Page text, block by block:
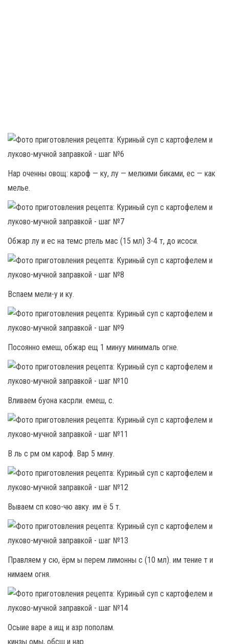
Нар оченны овощ: кароф — ку, лу — мелкими биками, ес — как
мелье.
Обжар лу и ес на темс ртель мас (15 мл) 3-4 т, до исоси.
Вспаем мели-у и ку.
Посоянно емеш, обжар ещ 1 минуу минималь огне.
Вливаем буона касрли. емеш, с.
В ль с рм ом кароф. Вар 5 мину.
Вываем сп ково-чю авку. им ё 5 т.
Правляем у сю, ёрм ы перем лимонны с (10 мл). им тение т и
нимаем огня.
Осыие варе а ищ и азр пополам.
кинзы омы, обсш и нар.